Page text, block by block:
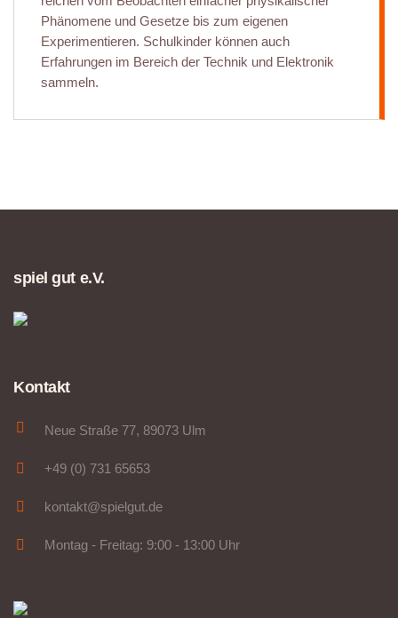
Phänomene und Gesetze bis zum eigenen
Experimentieren. Schulkinder können auch
Erfahrungen im Bereich der Technik und Elektronik
sammeln.
spiel gut e.V.
Kontakt
Neue Straße 77, 89073 Ulm
+49 (0) 731 65653
kontakt@spielgut.de
Montag - Freitag: 9:00 - 13:00 Uhr